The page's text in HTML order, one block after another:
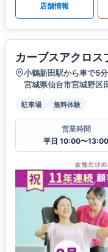
店舗情報
カーブスアクロス
小鶴新田駅から車で5分
宮城県仙台市宮城野区
駐車場 無料体験
営業時間
平日 10:00〜13:00